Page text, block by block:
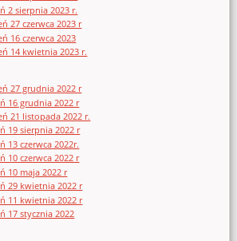
2 sierpnia 2023 r.
27 czerwca 2023 r
16 czerwca 2023
14 kwietnia 2023 r.
27 grudnia 2022 r
16 grudnia 2022 r
21 listopada 2022 r.
19 sierpnia 2022 r
13 czerwca 2022r.
10 czerwca 2022 r
10 maja 2022 r
29 kwietnia 2022 r
11 kwietnia 2022 r
17 stycznia 2022